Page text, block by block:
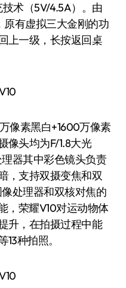
术（5V/4.5A）。由
有虚拟三大金刚的功
上一级，长按返回桌
素黑白+1600万像素
像头均为F/1.8大光
器其中彩色镜头负责
，支持双摄变焦和双
处理器和双核对焦的
，荣耀V10对运动物体
升，在拍摄过程中能
种拍照。